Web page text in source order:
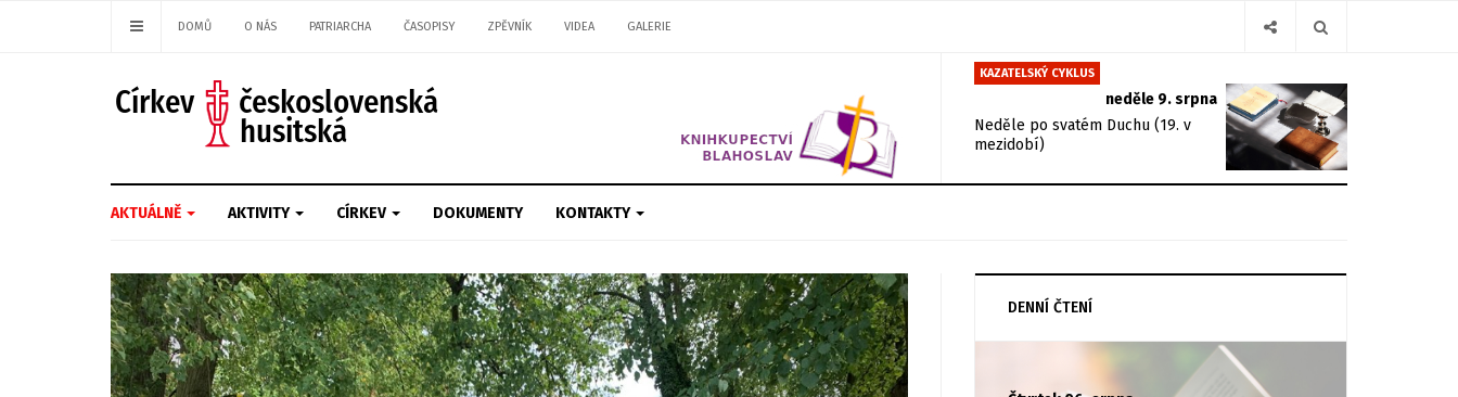
DOMŮ O NÁS PATRIARCHA ČASOPISY ZPĚVNÍK VIDEA GALERIE
KAZATELSKÝ CYKLUS
neděle 9. srpna
Neděle po svatém Duchu (19. v
mezidobí)
AKTUÁLNĚ AKTIVITY CÍRKEV DOKUMENTY KONTAKTY
Previous Next
DENNÍ ČTENÍ